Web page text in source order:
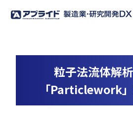
粒子法流体解
「Particlework